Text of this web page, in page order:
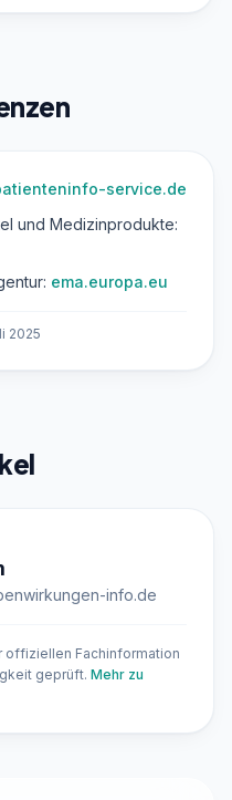
service.de
und Medizinprodukte:
ema.europa.eu
2025
info.de
offiziellen Fachinformation
geprüft. Mehr zu